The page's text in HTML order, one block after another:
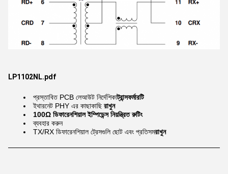
LP1102NL.pdf
প্রস্তাবিত PCB লেআউট নির্দেশিকাট্রান্সফর্মারটি
ইথারনেট PHY এর কাছাকাছি রাখুন
100Ω ডিফারেনশিয়াল ইম্পিডেন্স নিয়ন্ত্রিত রুটিং
ব্যবহার করুন
TX/RX ডিফারেনশিয়াল ট্রেসগুলি ছোট এবং প্রতিসমরাখুন